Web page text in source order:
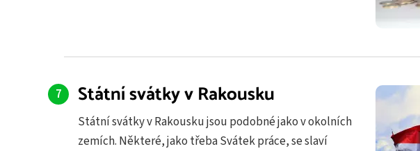
Státní svátky v Rakousku
Státní svátky v Rakousku jsou podobné jako v okolních
zemích. Některé, jako třeba Svátek práce, se slaví